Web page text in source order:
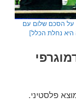
על הסכם שלום עם
היא נחלת הכלל]
ממוצא פלסטיני.